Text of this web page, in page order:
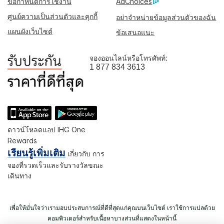
ศูนย์ความเป็นส่วนตัวและคุกกี้
อย่าจำหน่ายข้อมูลส่วนตัวของฉัน
แผนผังเว็บไซต์
ข้อเสนอแนะ
จองออนไลน์หรือโทรศัพท์:
1 877 834 3613
ดาวน์โหลดแอป IHG One
Rewards
เรียนรู้เพิ่มเติม เกี่ยวกับ การ
จองที่รวดเร็วและรับรางวัลขณะ
เดินทาง
เพื่อให้มั่นใจว่าเรามอบประสบการณ์ที่ดีที่สุดแก่คุณบนเว็บไซต์ เราใช้การแปลด้วย
คอมพิวเตอร์สำหรับเนื้อหาบางส่วนที่แสดงในหน้านี้